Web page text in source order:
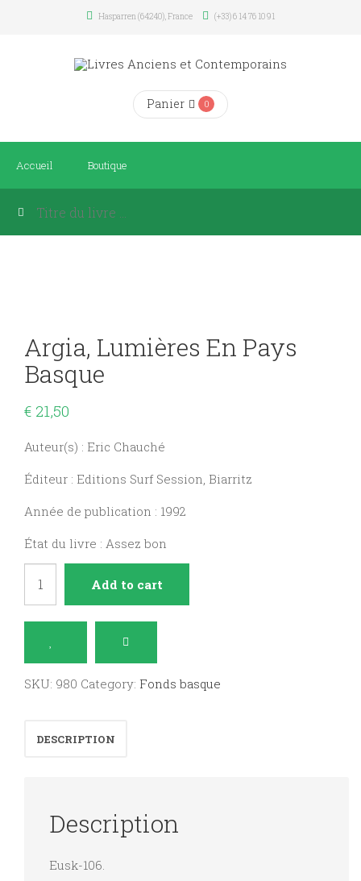
Hasparren (64240), France (+33) 6 14 76 10 91
Panier 0
Accueil Boutique
Argia, Lumières En Pays
Basque
€ 21,50
Auteur(s) : Eric Chauché
Éditeur : Editions Surf Session, Biarritz
Année de publication : 1992
État du livre : Assez bon
en
Pays
Add to cart
SKU: 980 Category: Fonds basque
DESCRIPTION
Description
Eusk-106.